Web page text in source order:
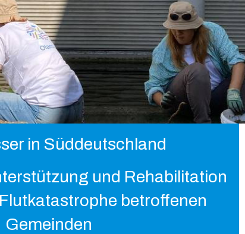
in Süddeutschland
und Rehabilitation
betroffenen
Gemeinden